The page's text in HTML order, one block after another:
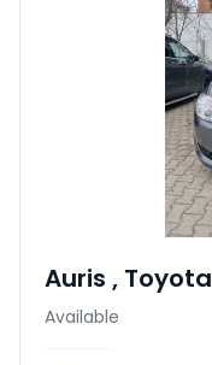
Auris , Toyota
Available